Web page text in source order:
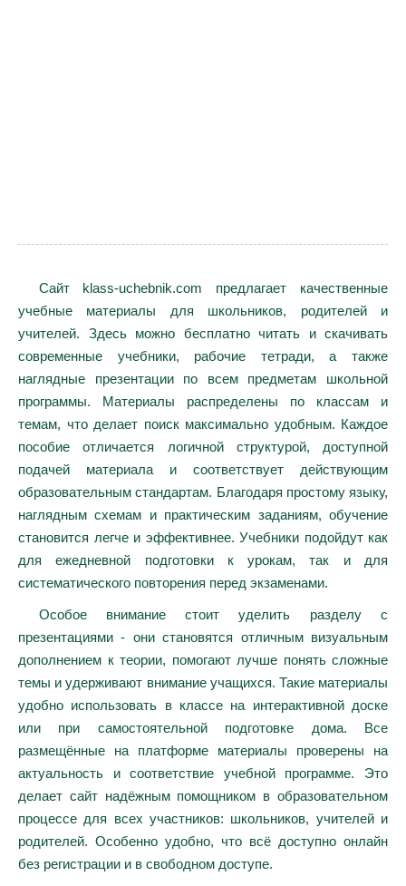
Сайт klass-uchebnik.com предлагает качественные
учебные материалы для школьников, родителей и
учителей. Здесь можно бесплатно читать и скачивать
современные учебники, рабочие тетради, а также
наглядные презентации по всем предметам школьной
программы. Материалы распределены по классам и
темам, что делает поиск максимально удобным. Каждое
пособие отличается логичной структурой, доступной
подачей материала и соответствует действующим
образовательным стандартам. Благодаря простому языку,
наглядным схемам и практическим заданиям, обучение
становится легче и эффективнее. Учебники подойдут как
для ежедневной подготовки к урокам, так и для
систематического повторения перед экзаменами.
Особое внимание стоит уделить разделу с
презентациями - они становятся отличным визуальным
дополнением к теории, помогают лучше понять сложные
темы и удерживают внимание учащихся. Такие материалы
удобно использовать в классе на интерактивной доске
или при самостоятельной подготовке дома. Все
размещённые на платформе материалы проверены на
актуальность и соответствие учебной программе. Это
делает сайт надёжным помощником в образовательном
процессе для всех участников: школьников, учителей и
родителей. Особенно удобно, что всё доступно онлайн
без регистрации и в свободном доступе.